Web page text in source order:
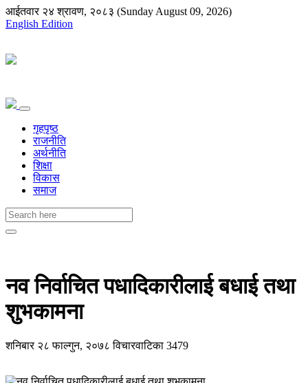
आईतवार २४ श्रावण, २०८३ (Sunday August 09, 2026)
English Edition
गृहपृष्ठ
राजनीति
अर्थनीति
शिक्षा
विकास
समाज
नव निर्वाचित पधादिकारीलाई बधाई तथा
शुभकामना
शनिबार २८ फाल्गुन, २०७८विचारवाटिका 3479